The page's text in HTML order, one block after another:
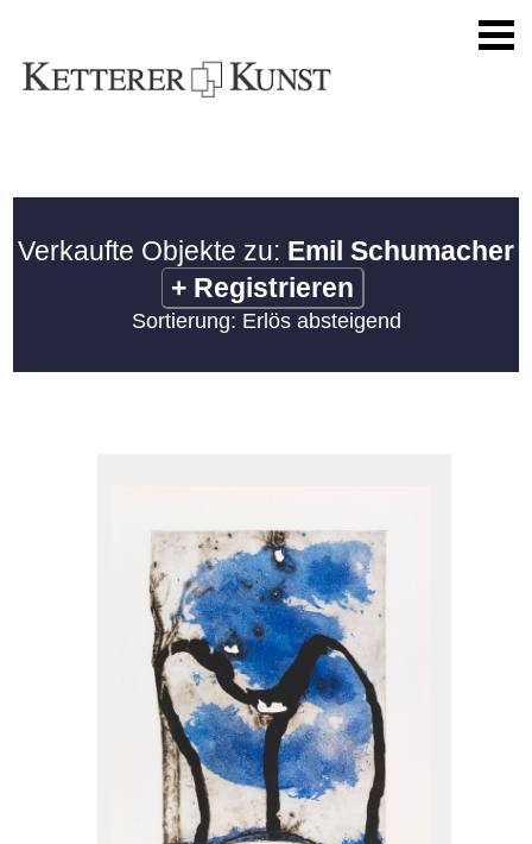
Verkaufte Objekte zu: Emil Schumacher
+ Registrieren
Sortierung: Erlös absteigend